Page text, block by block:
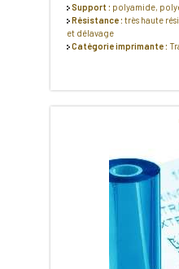
Support : polyamide,
Résistance : très haute
et délavage
Catégorie imprimante :